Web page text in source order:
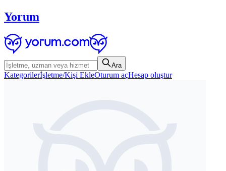
Yorum
Ara
Kategorilerİşletme/Kişi EkleOturum açHesap oluştur